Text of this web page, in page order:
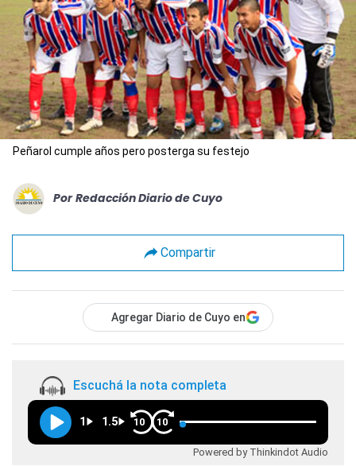
Peñarol cumple años pero posterga su festejo
Por Redacción Diario de Cuyo
Compartir
Agregar Diario de Cuyo en
Escuchá la nota completa
1 1.5 10 10
Powered by Thinkindot Audio